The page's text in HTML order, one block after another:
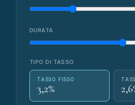
DURATA
TIPO DI TASSO
TASSO FISSO
3,2%